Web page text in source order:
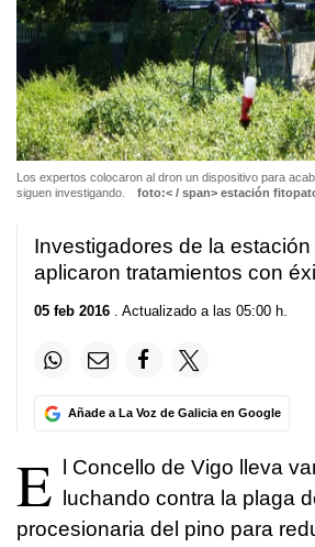
Los expertos colocaron al dron un dispositivo para
siguen investigando.
foto:< / span>estación
Investigadores de la estación
aplicaron tratamientos con
05 feb 2016 . Actualizado a las 05:00 h.
Añade a La Voz de Galicia en Google
E
l Concello de Vigo lleva
luchando contra la plaga
procesionaria del pino para